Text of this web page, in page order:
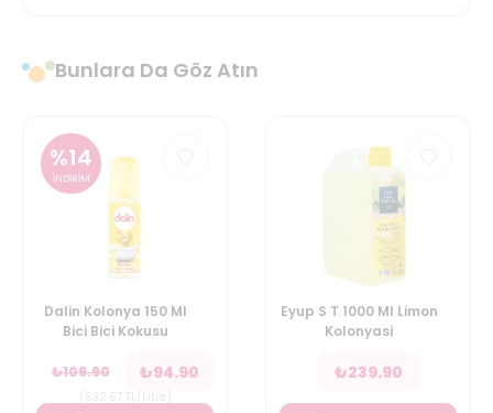
Bunlara Da Göz Atın
%14
İNDİRİM
Dalin Kolonya 150 Ml
Bici Bici Kokusu
₺109.90 ₺94.90
Eyup S T 1000 Ml Limon
Kolonyasi
₺239.90